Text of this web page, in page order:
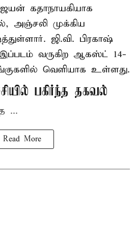
கதாநாயகியாக
அஞ்சலி முக்கிய
ஜி.வி. பிரகாஷ்
வருகிற ஆகஸ்ட் 14-
வெளியாக உள்ளது.
பகிர்ந்த தகவல்
...
Read More